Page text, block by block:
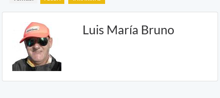
Luis María Bruno